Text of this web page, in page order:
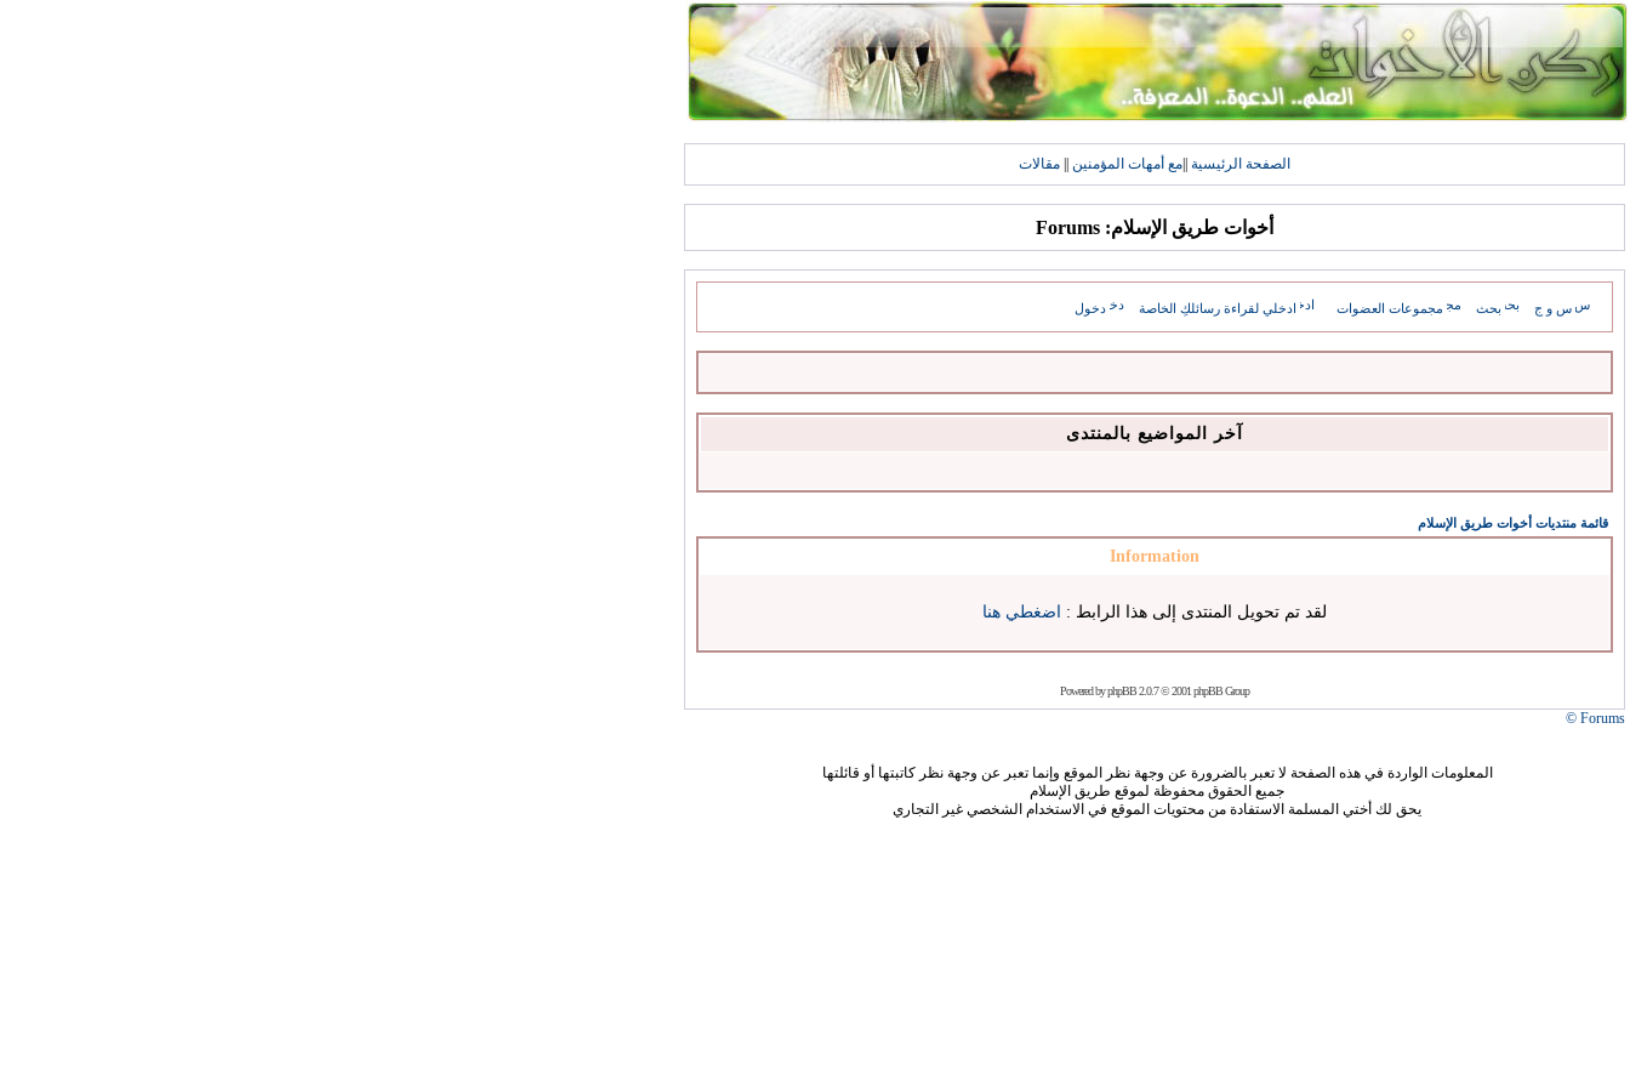
الصفحة الرئيسية مع أمهات المؤمنين مقالات
أخوات طريق الإسلام: Forums
س و ج بحث مجموعات العضوات ادخلي لقراءة رسائلكِ الخاصة دخول
آخر المواضيع بالمنتدى
قائمة منتديات أخوات طريق الإسلام
Information
لقد تم تحويل المنتدى إلى هذا الرابط : اضغطي هنا
Powered byphpBB2.0.7 © 2001 phpBB Group
Forums ©
المعلومات الواردة في هذه الصفحة لا تعبر بالضرورة عن وجهة نظر الموقع وإنما تعبر عن وجهة نظر كاتبتها أو قائلتها
جميع الحقوق محفوظة لموقع طريق الإسلام
يحق لك أختي المسلمة الاستفادة من محتويات الموقع في الاستخدام الشخصي غير التجاري